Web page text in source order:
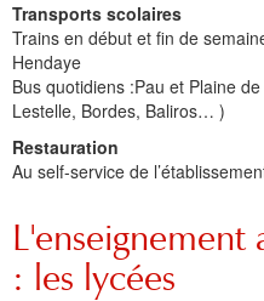
Transports scolaires
Trains en début et fin de
Hendaye
Bus quotidiens :Pau et Plaine
Lestelle, Bordes, Baliros… )
Restauration
Au self-service de
L'enseignement
: les lycées